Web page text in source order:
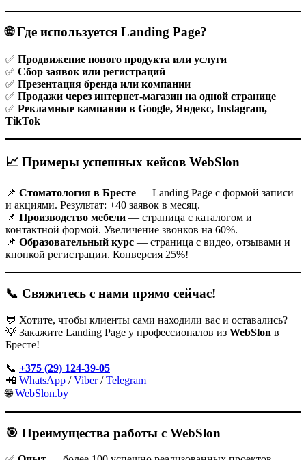
🌐 Где используется Landing Page?
✅ Продвижение нового продукта или услуги
✅ Сбор заявок или регистраций
✅ Презентация бренда или компании
✅ Продажи через интернет-магазин на одной странице
✅ Рекламные кампании в Google, Яндекс, Instagram,
TikTok
📈 Примеры успешных кейсов WebSlon
📌 Стоматология в Бресте — Landing Page с формой записи
и акциями. Результат: +40 заявок в месяц.
📌 Производство мебели — страница с каталогом и
контактной формой. Увеличение звонков на 60%.
📌 Образовательный курс — страница с видео, отзывами и
кнопкой регистрации. Конверсия 25%!
📞 Свяжитесь с нами прямо сейчас!
💬 Хотите, чтобы клиенты сами находили вас и оставались?
💡 Закажите Landing Page у профессионалов из WebSlon в
Бресте!
📞 +375 (29) 124-39-05
📲 WhatsApp /Viber/Telegram
🌐WebSlon.by
🎯 Преимущества работы с WebSlon